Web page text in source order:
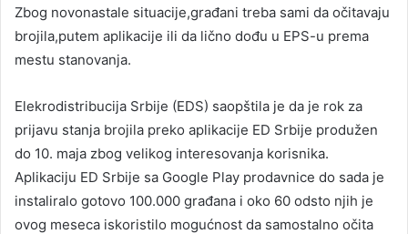
Zbog novonastale situacije,građani treba sami da očitavaju
brojila,putem aplikacije ili da lično dođu u EPS-u prema
mestu stanovanja.
Elekrodistribucija Srbije (EDS) saopštila je da je rok za
prijavu stanja brojila preko aplikacije ED Srbije produžen
do 10. maja zbog velikog interesovanja korisnika.
Aplikaciju ED Srbije sa Google Play prodavnice do sada je
instaliralo gotovo 100.000 građana i oko 60 odsto njih je
ovog meseca iskoristilo mogućnost da samostalno očita